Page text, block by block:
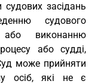
засідань
судового
або виконанню
або судді,
може прийняти
осіб, які не є